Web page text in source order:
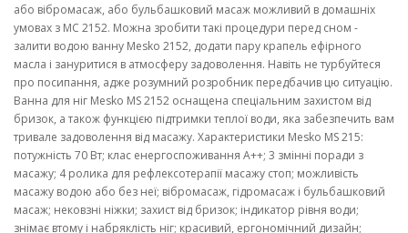
або вібромасаж, або бульбашковий масаж можливий в домашніх
умовах з МС 2152. Можна зробити такі процедури перед сном -
залити водою ванну Mesko 2152, додати пару крапель ефірного
масла і зануритися в атмосферу задоволення. Навіть не турбуйтеся
про посипання, адже розумний розробник передбачив цю ситуацію.
Ванна для ніг Mesko MS 2152 оснащена спеціальним захистом від
бризок, а також функцією підтримки теплої води, яка забезпечить вам
тривале задоволення від масажу. Характеристики Mesko MS 215:
потужність 70 Вт; клас енергоспоживання А++; 3 змінні поради з
масажу; 4 ролика для рефлексотерапії масажу стоп; можливість
масажу водою або без неї; вібромасаж, гідромасаж і бульбашковий
масаж; нековзні ніжки; захист від бризок; індикатор рівня води;
знімає втому і набряклість ніг; красивий, ергономічний дизайн;